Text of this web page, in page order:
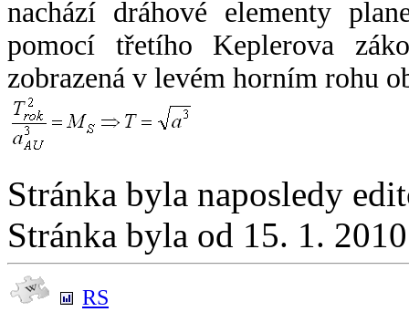
nachází dráhové elementy
pomocí třetího Keplerova
zobrazená v levém horním rohu
Stránka byla naposledy
Stránka byla od 15. 1.
RS